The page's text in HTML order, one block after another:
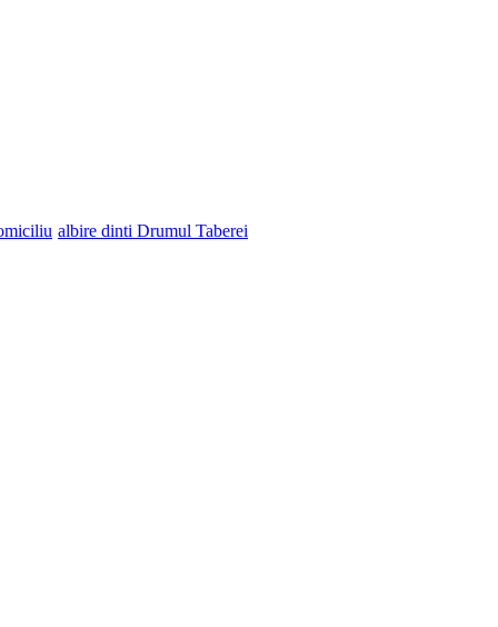
albire dinti Drumul Taberei